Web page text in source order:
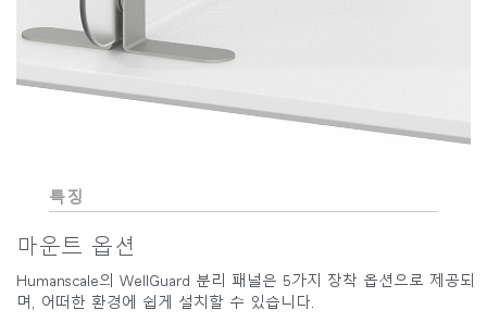
특징
마운트 옵션
Humanscale의 WellGuard 분리 패널은 5가지 장착 옵션으로 제공되
며, 어떠한 환경에 쉽게 설치할 수 있습니다.